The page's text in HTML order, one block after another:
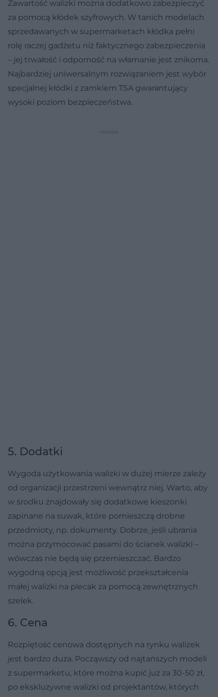
Zawartość walizki można dodatkowo zabezpieczyć
za pomocą kłódek szyfrowych. W tanich modelach
sprzedawanych w supermarketach kłódka pełni
rolę raczej gadżetu niż faktycznego zabezpieczenia
– jej trwałość i odporność na włamanie jest znikoma.
Najbardziej uniwersalnym rozwiązaniem jest wybór
specjalnej kłódki z zamkiem TSA gwarantujący
wysoki poziom bezpieczeństwa.
5. Dodatki
Wygoda użytkowania walizki w dużej mierze zależy
od organizacji przestrzeni wewnątrz niej. Warto, aby
w środku znajdowały się dodatkowe kieszonki
zapinane na suwak, które pomieszczą drobne
przedmioty, np. dokumenty. Dobrze, jeśli ubrania
można przymocować pasami do ścianek walizki –
wówczas nie będą się przemieszczać. Bardzo
wygodną opcją jest możliwość przekształcenia
małej walizki na plecak za pomocą zewnętrznych
szelek.
6. Cena
Rozpiętość cenowa dostępnych na rynku walizek
jest bardzo duża. Począwszy od najtańszych modeli
z supermarketu, które można kupić już za 30-50 zł,
po ekskluzywne walizki od projektantów, których